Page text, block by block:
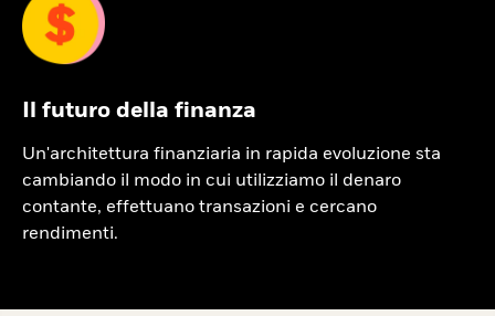
Il futuro della finanza
Un'architettura finanziaria in rapida evoluzione sta
cambiando il modo in cui utilizziamo il denaro
contante, effettuano transazioni e cercano
rendimenti.